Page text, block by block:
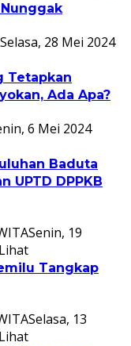
Selasa, 28 Mei 2024
Tetapkan
Ada Apa?
6 Mei 2024
Baduta
UPTD DPPKB
Senin, 19
Tangkap
Selasa, 13